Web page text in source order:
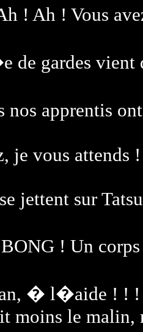
! Ah ! Vous
de gardes
nos apprentis
je vous attends !
jettent sur
! Un
� l�aide ! ! !
moins le malin,